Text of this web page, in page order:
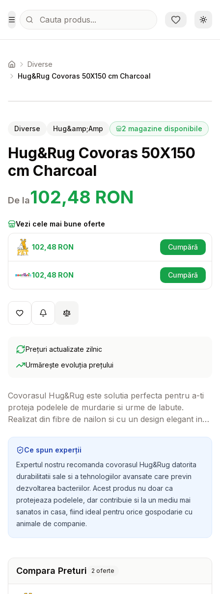
Sari la conținutul principal
Toggle Menu
Acasa Diverse
Hug&Rug Covoras 50X150 cm Charcoal
Diverse Hug&amp;Amp 2 magazine disponibile
Hug&Rug Covoras 50X150
cm Charcoal
De la102,48 RON
Vezi cele mai bune oferte
102,48 RON Cumpără
(se
102,48 RON Cumpără
(se
Prețuri actualizate zilnic
Urmărește evoluția prețului
Covorasul Hug&Rug este solutia perfecta pentru a-ti
proteja podelele de murdarie si urme de labute.
Realizat din fibre de nailon si cu un design elegant in
functional, ci si placut la vedere, fiind un must-have
pentru orice iubitor de animale.
Ce spun experții
Expertul nostru recomanda covorasul Hug&Rug datorita
durabilitatii sale si a tehnologiilor avansate care previn
dezvoltarea bacteriilor. Acest produs nu doar ca
protejeaza podelele, dar contribuie si la un mediu mai
sanatos in casa, fiind ideal pentru orice gospodarie cu
animale de companie.
Compara Preturi 2 oferte